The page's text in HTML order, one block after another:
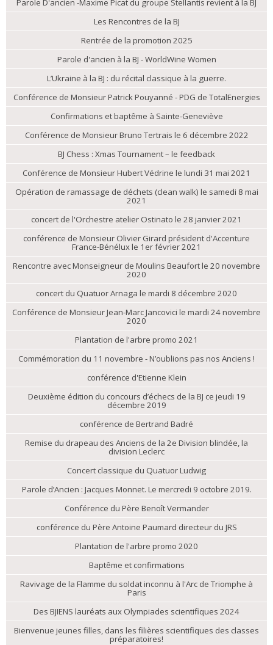
Parole D'ancien -Maxime Picat du groupe Stellantis revient à la BJ
Les Rencontres de la BJ
Rentrée de la promotion 2025
Parole d'ancien à la BJ - WorldWine Women
L’Ukraine à la BJ : du récital classique à la guerre.
Conférence de Monsieur Patrick Pouyanné - PDG de TotalEnergies
Confirmations et baptême à Sainte-Geneviève
Conférence de Monsieur Bruno Tertrais le 6 décembre 2022
BJ Chess : Xmas Tournament – le feedback
Conférence de Monsieur Hubert Védrine le lundi 31 mai 2021
Opération de ramassage de déchets (clean walk) le samedi 8 mai
2021
concert de l'Orchestre atelier Ostinato le 28 janvier 2021
conférence de Monsieur Olivier Girard président d'Accenture
France-Bénélux le 1er février 2021
Rencontre avec Monseigneur de Moulins Beaufort le 20 novembre
2020
concert du Quatuor Arnaga le mardi 8 décembre 2020
Conférence de Monsieur Jean-Marc Jancovici le mardi 24 novembre
2020
Plantation de l'arbre promo 2021
Commémoration du 11 novembre - N’oublions pas nos Anciens !
conférence d'Etienne Klein
Deuxième édition du concours d’échecs de la BJ ce jeudi 19
décembre 2019
conférence de Bertrand Badré
Remise du drapeau des Anciens de la 2e Division blindée, la
division Leclerc
Concert classique du Quatuor Ludwig
Parole d’Ancien : Jacques Monnet. Le mercredi 9 octobre 2019.
Conférence du Père Benoît Vermander
conférence du Père Antoine Paumard directeur du JRS
Plantation de l'arbre promo 2020
Baptême et confirmations
Ravivage de la Flamme du soldat inconnu à l'Arc de Triomphe à
Paris
Des BJIENS lauréats aux Olympiades scientifiques 2024
Bienvenue jeunes filles, dans les filières scientifiques des classes
préparatoires!